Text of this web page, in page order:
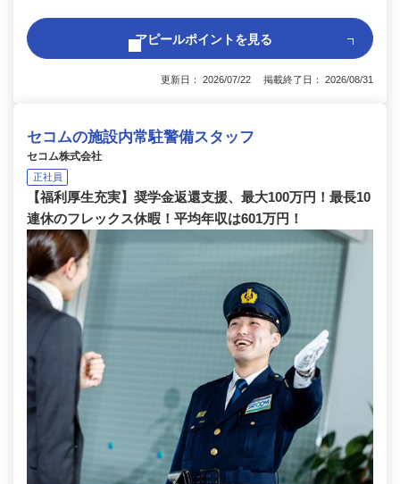
アピールポイントを見る
更新日： 2026/07/22 掲載終了日： 2026/08/31
セコムの施設内常駐警備スタッフ
セコム株式会社
正社員
【福利厚生充実】奨学金返還支援、最大100万円！最長10
連休のフレックス休暇！平均年収は601万円！